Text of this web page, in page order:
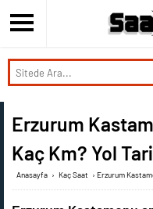
Erzurum
Kaç Km? Yol
Anasayfa › Kaç Saat › Erzurum